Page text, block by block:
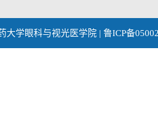
大学眼科与视光医学院 | 鲁ICP备